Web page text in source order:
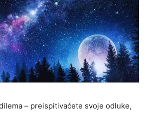
– preispitivaćete svoje odluke,